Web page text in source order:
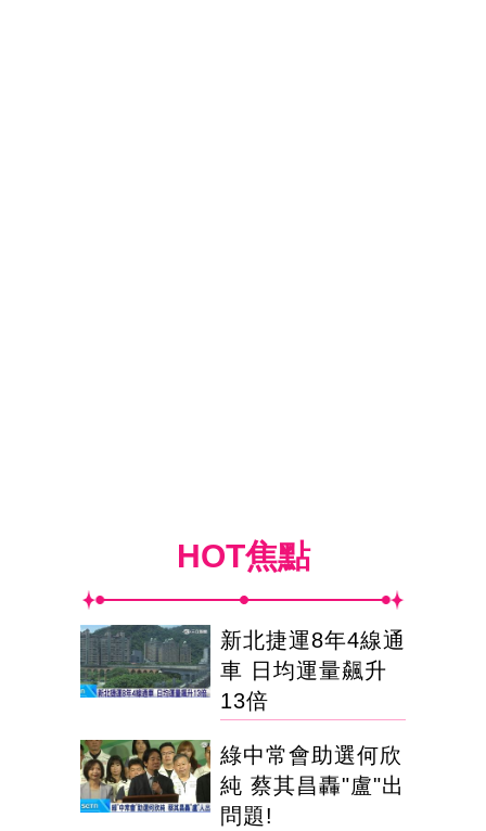
HOT焦點
新北捷運8年4線通
車 日均運量飆升
13倍
綠中常會助選何欣
純 蔡其昌轟"盧"出
問題!